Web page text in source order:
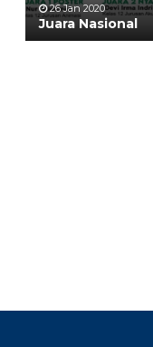
26 Jan 2020
Juara Nasional